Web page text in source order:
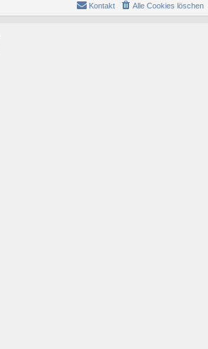
Alle Cookies löschen
Kontakt